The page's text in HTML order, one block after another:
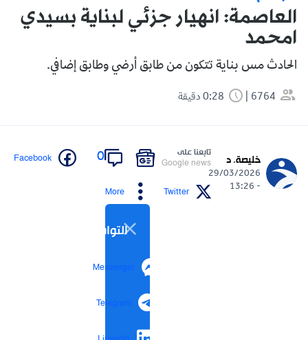
العاصمة: انهيار جزئي لبناية بسيدي
امحمد
الحادث مس بناية تتكون من طابق أرضي وطابق إضافي.
6764
خليصة. د
29/03/2026
- 13:26
تابعنا على
Google news
0
Facebook
Twitter
More
التواصل الاجتماعي
Messenger
Telegram